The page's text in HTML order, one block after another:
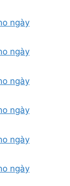
ngày
ngày
ngày
ngày
ngày
ngày